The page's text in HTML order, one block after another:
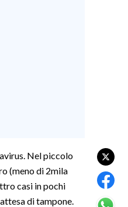
Nel piccolo
(meno di 2mila
casi in pochi
di tampone.